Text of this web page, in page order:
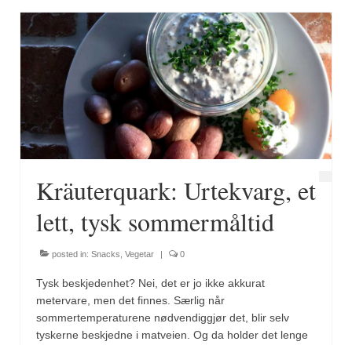
Kräuterquark: Urtekvarg, et
lett, tysk sommermåltid
posted in: Snacks, Vegetar 0
Tysk beskjedenhet? Nei, det er jo ikke akkurat
metervare, men det finnes. Særlig når
sommertemperaturene nødvendiggjør det, blir selv
tyskerne beskjedne i matveien. Og da holder det lenge